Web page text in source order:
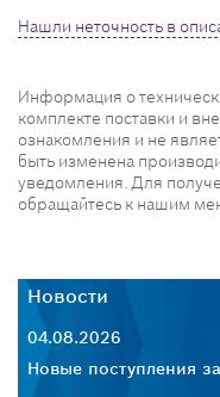
Нашли неточность в
Информация о
комплекте поставки и
ознакомления и не
быть изменена
уведомления. Для
обращайтесь к нашим
Новости
04.08.2026
Новые поступления